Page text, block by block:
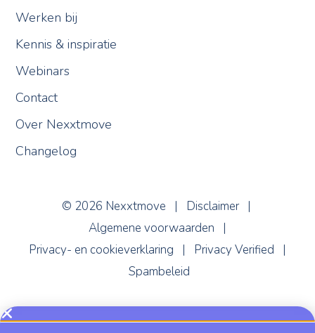
Werken bij
Kennis & inspiratie
Webinars
Contact
Over Nexxtmove
Changelog
© 2026 Nexxtmove | Disclaimer|
Algemene voorwaarden |
Privacy- en cookieverklaring | Privacy Verified |
Spambeleid